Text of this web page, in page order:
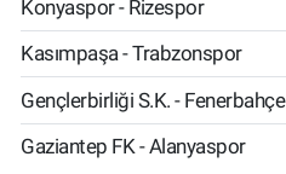
Konyaspor - Rizespor
Kasımpaşa - Trabzonspor
Gençlerbirliği S.K. - Fenerbahçe
Gaziantep FK - Alanyaspor